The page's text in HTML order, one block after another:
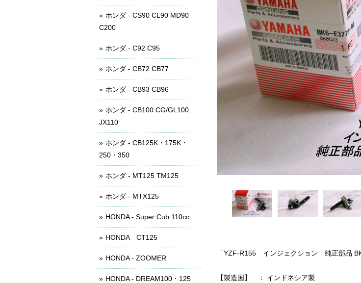
「YZF-R155 インジェクション 純正部品
【製造国】 ： インドネシア製
ホンダ - CS90 CL90 MD90
C200
ホンダ - C92 C95
ホンダ - CB72 CB77
ホンダ - CB93 CB96
ホンダ - CB100 CG/GL100
JX110
ホンダ - CB125K・175K・
250・350
ホンダ - MT125 TM125
ホンダ - MTX125
HONDA - Super Cub 110cc
HONDA CT125
HONDA - ZOOMER
HONDA - DREAM100・125